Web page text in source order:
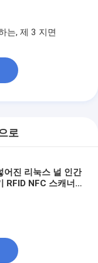
는, 제 3 지면
로
어진 리눅스 널 인간
RFID NFC 스캐너